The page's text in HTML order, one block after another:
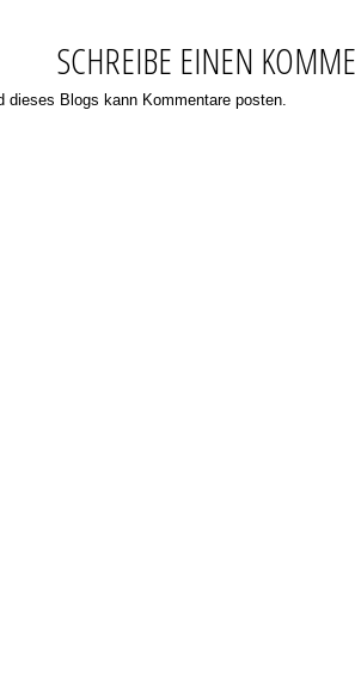
SCHREIBE EINEN
dieses Blogs kann Kommentare posten.